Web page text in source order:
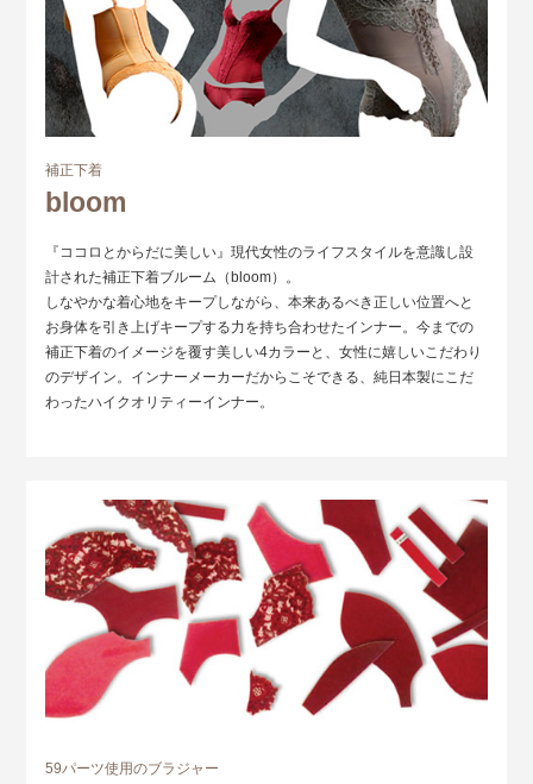
補正下着
bloom
『ココロとからだに美しい』現代女性のライフスタイルを意識し設
計された補正下着ブルーム（bloom）。
しなやかな着心地をキープしながら、本来あるべき正しい位置へと
お身体を引き上げキープする力を持ち合わせたインナー。今までの
補正下着のイメージを覆す美しい4カラーと、女性に嬉しいこだわり
のデザイン。インナーメーカーだからこそできる、純日本製にこだ
わったハイクオリティーインナー。
59パーツ使用のブラジャー